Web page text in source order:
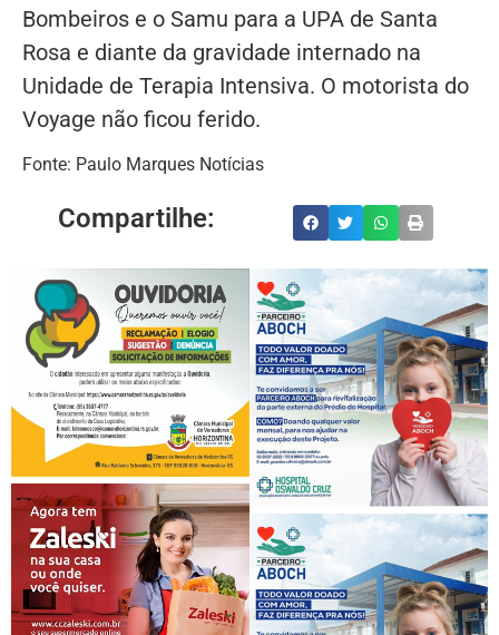
Bombeiros e o Samu para a UPA de Santa
Rosa e diante da gravidade internado na
Unidade de Terapia Intensiva. O motorista do
Voyage não ficou ferido.
Fonte: Paulo Marques Notícias
Compartilhe: